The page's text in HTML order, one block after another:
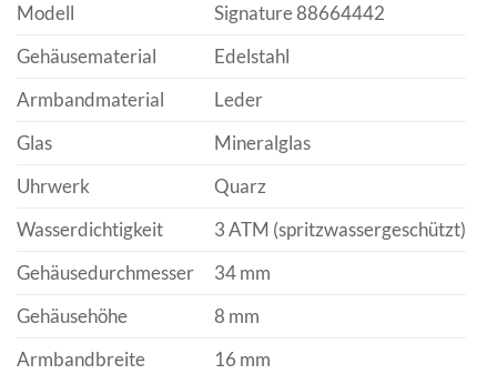
Modell
Signature 88664442
Gehäusematerial
Edelstahl
Armbandmaterial
Leder
Glas
Mineralglas
Uhrwerk
Quarz
Wasserdichtigkeit
3 ATM (spritzwassergeschützt)
Gehäusedurchmesser
34 mm
Gehäusehöhe
8 mm
Armbandbreite
16 mm